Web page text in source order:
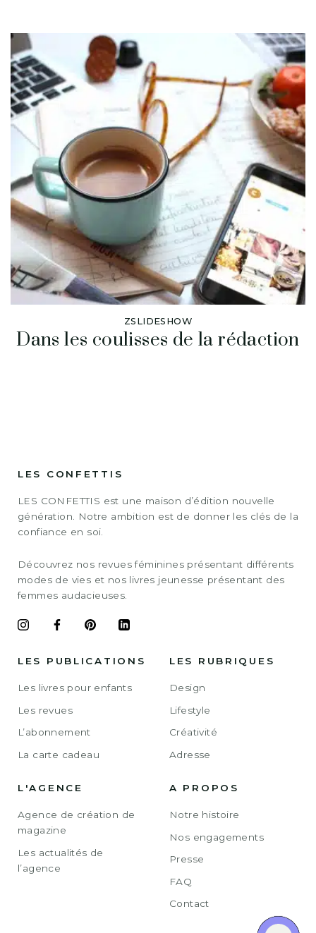
ZSLIDESHOW
Dans les coulisses de la rédaction
LES CONFETTIS
LES CONFETTIS est une maison d’édition nouvelle
génération. Notre ambition est de donner les clés de la
confiance en soi.
Découvrez nos revues féminines présentant différents
modes de vies et nos livres jeunesse présentant des
femmes audacieuses.
LES PUBLICATIONS
Les livres pour enfants
Les revues
L’abonnement
La carte cadeau
LES RUBRIQUES
Design
Lifestyle
Créativité
Adresse
L'AGENCE
Agence de création de
magazine
Les actualités de
l’agence
A PROPOS
Notre histoire
Nos engagements
Presse
FAQ
Contact